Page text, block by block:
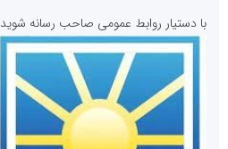
روابط عمومی خبرگزاری گزارش خبر
با دستیار روابط عمومی صاحب رسانه شوید